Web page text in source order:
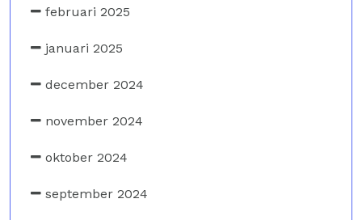
februari 2025
januari 2025
december 2024
november 2024
oktober 2024
september 2024